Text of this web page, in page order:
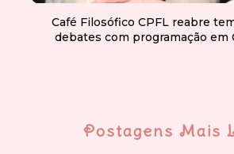
Café Filosófico CPFL reabre
debates com programação em
Postagens Mais